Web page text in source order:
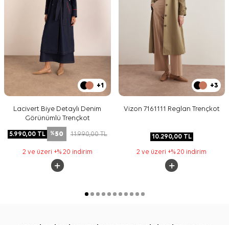
+1
Lacivert Biye Detaylı Denim
Görünümlü Trençkot
5.990,00TL %50 11.990,00TL
2 ve üzeri +% 20 indirim
+3
Vizon 7161111 Reglan Trençkot
10.290,00TL
2 ve üzeri +% 20 indirim